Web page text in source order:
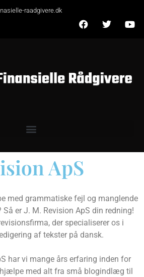
raadgivere.dk
ApS
med grammatiske fejl og manglende
er J. M. Revision ApS din redning!
der specialiserer os i
af tekster på dansk.
har vi mange års erfaring inden for
med alt fra små blogindlæg til